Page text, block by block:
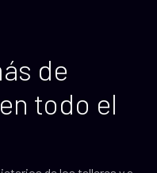
de
todo el